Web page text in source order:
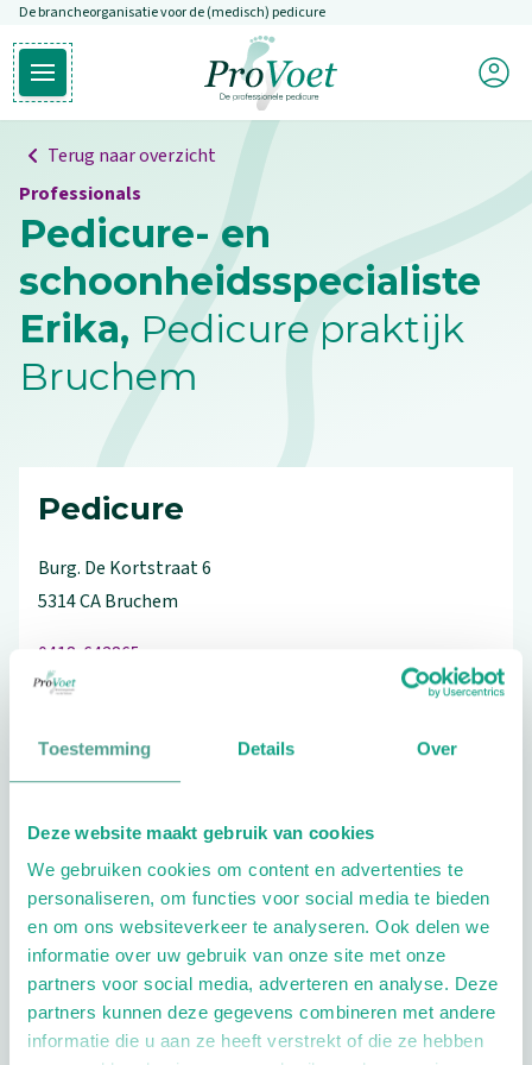
Toestemming Details Over
Deze website maakt gebruik van cookies
We gebruiken cookies om content en advertenties te
personaliseren, om functies voor social media te bieden
en om ons websiteverkeer te analyseren. Ook delen we
informatie over uw gebruik van onze site met onze
partners voor social media, adverteren en analyse. Deze
partners kunnen deze gegevens combineren met andere
informatie die u aan ze heeft verstrekt of die ze hebben
Overslaan en naar de inhoud gaan
De brancheorganisatie voor de (medisch) pedicure
Open hoofdmenu
Ga naar de homepagina
Mijn
Terug naar overzicht
Professionals
Pedicure- en
schoonheidsspecialiste
Erika, Pedicure praktijk
Bruchem
Pedicure
Burg. De Kortstraat6
5314 CABruchem
0418-643865
Schrijf ook een review
Extra opties